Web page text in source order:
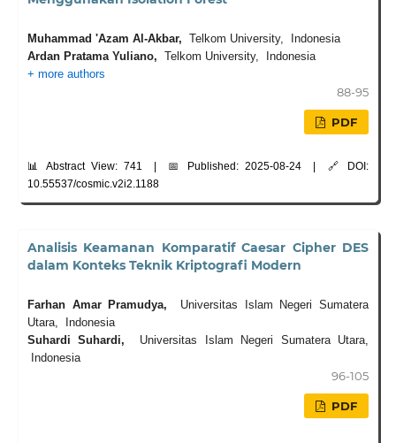
Muhammad 'Azam Al-Akbar, Telkom University, Indonesia
Ardan Pratama Yuliano, Telkom University, Indonesia
+ more authors
88-95
PDF
📊 Abstract View: 741 | 📅 Published: 2025-08-24 | 🔗 DOI:
10.55537/cosmic.v2i2.1188
Analisis Keamanan Komparatif Caesar Cipher DES
dalam Konteks Teknik Kriptografi Modern
Farhan Amar Pramudya, Universitas Islam Negeri Sumatera
Utara, Indonesia
Suhardi Suhardi, Universitas Islam Negeri Sumatera Utara,
Indonesia
96-105
PDF